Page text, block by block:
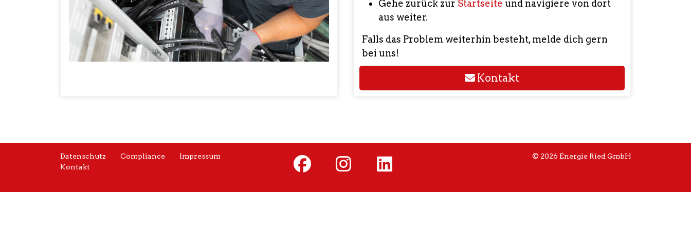
Gehe zurück zur Startseite und navigiere von dort
aus weiter.
Falls das Problem weiterhin besteht, melde dich gern
bei uns!
Kontakt
Datenschutz Compliance
Impressum
Kontakt
fab
fa-
fab
fa-
fab
fa-
© 2026 Energie Ried GmbH